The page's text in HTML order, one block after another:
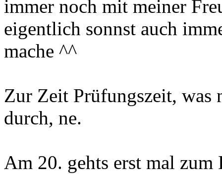
immer noch mit meiner
eigentlich sonnst auch
mache ^^
Zur Zeit Prüfungszeit, was
durch, ne.
Am 20. gehts erst mal